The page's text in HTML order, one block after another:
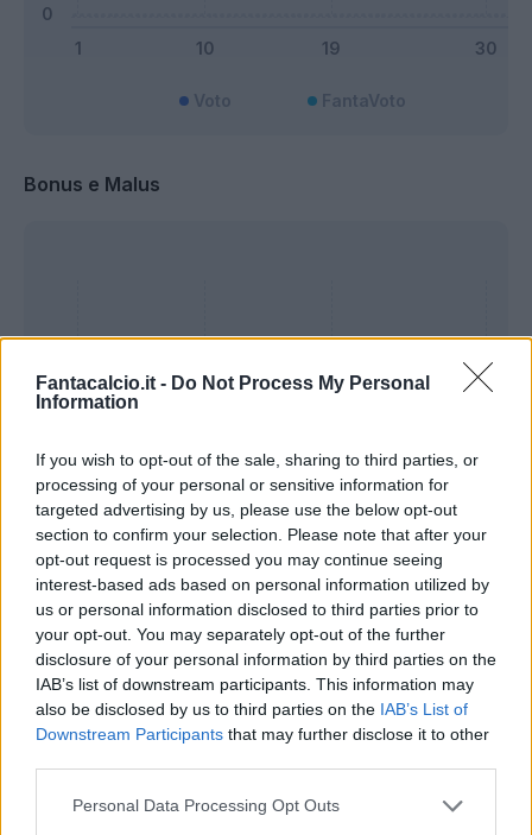
Fantacalcio.it - Do Not Process My Personal
Information
If you wish to opt-out of the sale, sharing to third parties, or
processing of your personal or sensitive information for
targeted advertising by us, please use the below opt-out
section to confirm your selection. Please note that after your
opt-out request is processed you may continue seeing
interest-based ads based on personal information utilized by
us or personal information disclosed to third parties prior to
your opt-out. You may separately opt-out of the further
disclosure of your personal information by third parties on the
IAB’s list of downstream participants. This information may
also be disclosed by us to third parties on the IAB’s List of
Downstream Participants that may further disclose it to other
Personal Data Processing Opt Outs
Voto FantaVoto
Bonus e Malus
Bonus Malus
Presenze a
voto
Quotazioni